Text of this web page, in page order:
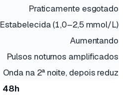
Praticamente esgotado
Estabelecida (1,0–2,5 mmol/L)
Aumentando
Pulsos noturnos amplificados
Onda na 2ª noite, depois reduz
48h